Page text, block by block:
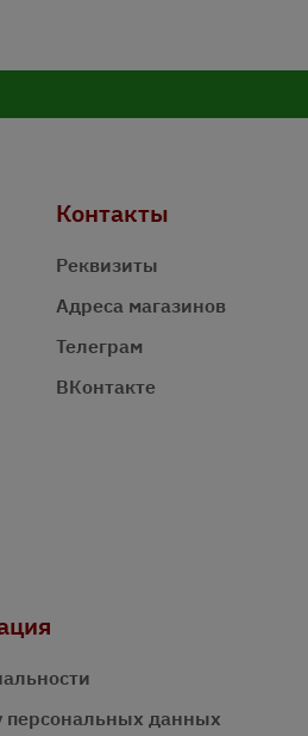
Контакты
Реквизиты
Адреса магазинов
Телеграм
ВКонтакте
персональных данных